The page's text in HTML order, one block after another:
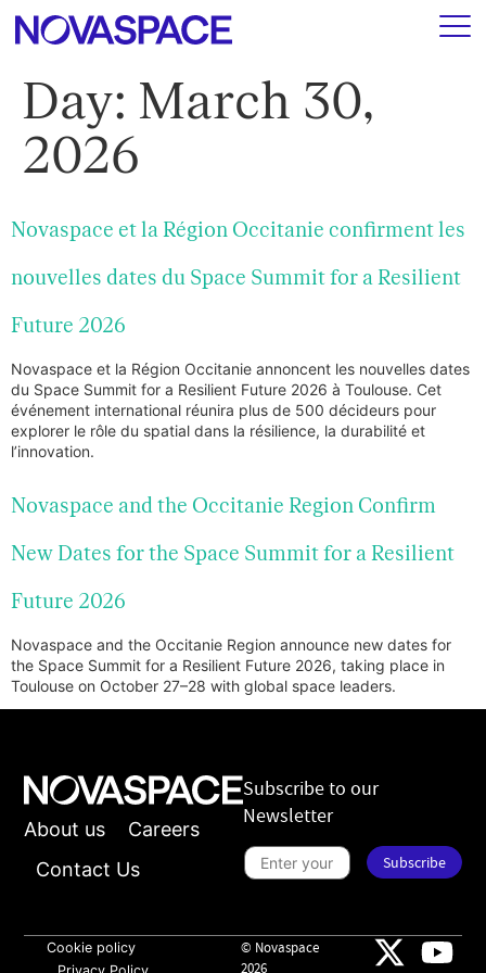
Day: March 30,
2026
Novaspace et la Région Occitanie confirment les
nouvelles dates du Space Summit for a Resilient
Future 2026
Novaspace et la Région Occitanie annoncent les nouvelles dates
du Space Summit for a Resilient Future 2026 à Toulouse. Cet
événement international réunira plus de 500 décideurs pour
explorer le rôle du spatial dans la résilience, la durabilité et
l’innovation.
Novaspace and the Occitanie Region Confirm
New Dates for the Space Summit for a Resilient
Future 2026
Novaspace and the Occitanie Region announce new dates for
the Space Summit for a Resilient Future 2026, taking place in
Toulouse on October 27–28 with global space leaders.
About us
Careers
Contact Us
Subscribe to our
Newsletter
o
*
S
c
r
S
u
b
i
b
Subscribe
Cookie policy
© Novaspace
2026